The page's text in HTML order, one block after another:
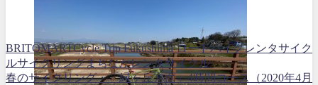
BRITOMARTCycle Trip Fukushima ロードバイクレンタサイク
ルサイクリングまちなかレンタサイクル
春のサイクリング・「緑ヶ丘方面」4時間コース（2020年4月